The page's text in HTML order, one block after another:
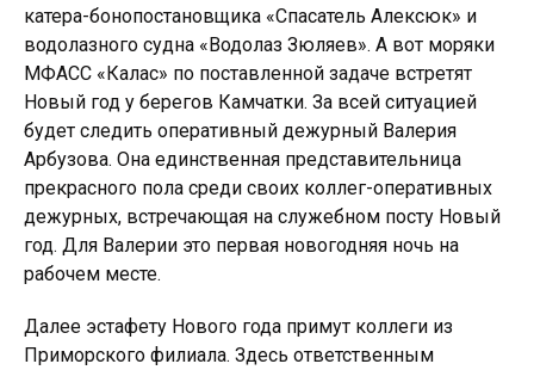
катера-бонопостановщика «Спасатель Алексюк» и
водолазного судна «Водолаз Зюляев». А вот моряки
МФАСС «Калас» по поставленной задаче встретят
Новый год у берегов Камчатки. За всей ситуацией
будет следить оперативный дежурный Валерия
Арбузова. Она единственная представительница
прекрасного пола среди своих коллег-оперативных
дежурных, встречающая на служебном посту Новый
год. Для Валерии это первая новогодняя ночь на
рабочем месте.
Далее эстафету Нового года примут коллеги из
Приморского филиала. Здесь ответственным